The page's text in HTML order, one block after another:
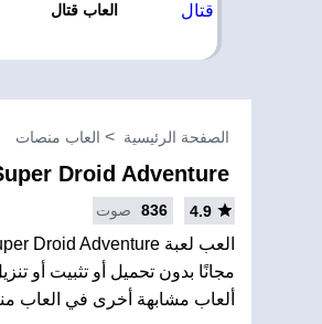
العاب قتال
الصفحة الرئيسية العاب منصات
Droid Adventure
4.9
836 صوت
مجانًا بدون تحميل أو تثبيت أو
ألعاب مشابهة أخرى في العاب